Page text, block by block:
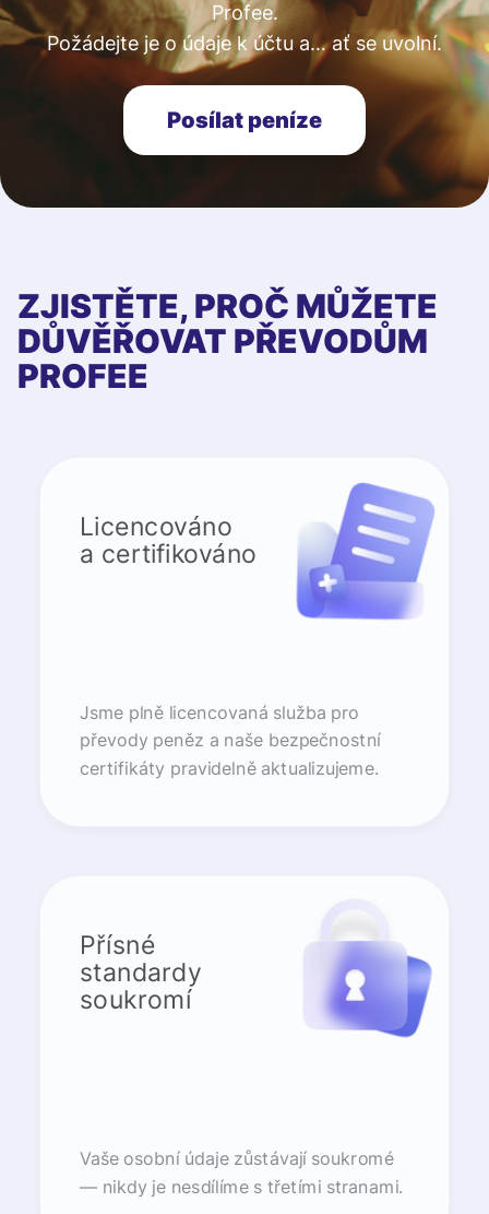
Profee.
Požádejte je o údaje k účtu a… ať se uvolní.
Posílat peníze
ZJISTĚTE, PROČ MŮŽETE
DŮVĚŘOVAT PŘEVODŮM
PROFEE
Licencováno
a certifikováno
Jsme plně licencovaná služba pro
převody peněz a naše bezpečnostní
certifikáty pravidelně aktualizujeme.
Přísné
standardy
soukromí
Vaše osobní údaje zůstávají soukromé
— nikdy je nesdílíme s třetími stranami.